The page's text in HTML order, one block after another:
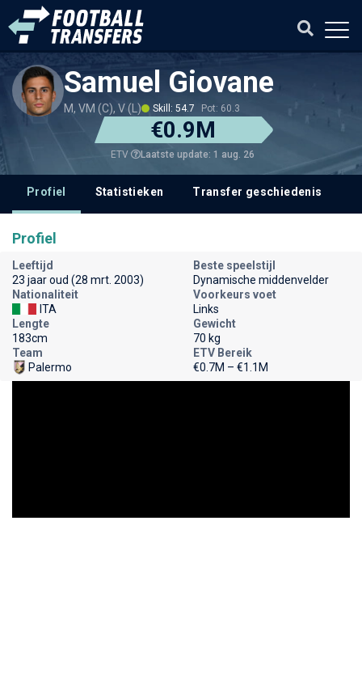
Samuel Giovane
M, VM (C), V (L) Skill: 54.7 Pot: 60.3
€0.9M
ETV Laatste update: 1 aug. 26
Profiel Statistieken Transfer geschiedenis
Profiel
Leeftijd
23 jaar oud (28 mrt. 2003)
Beste speelstijl
Dynamische middenvelder
Nationaliteit
ITA
Voorkeurs voet
Links
Lengte
183cm
Gewicht
70 kg
Team
Palermo
ETV Bereik
€0.7M – €1.1M